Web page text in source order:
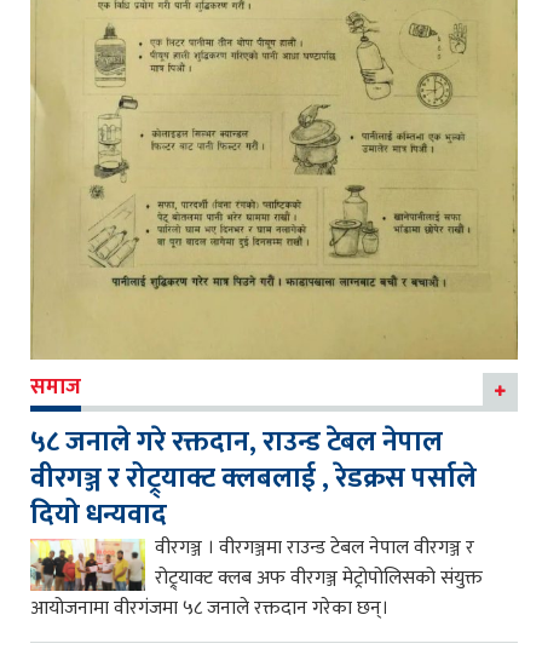
समाज
५८ जनाले गरे रक्तदान, राउन्ड टेबल नेपाल
वीरगञ्ज र रोट्र्याक्ट क्लबलाई , रेडक्रस पर्साले
दियो धन्यवाद
वीरगञ्ज । वीरगञ्जमा राउन्ड टेबल नेपाल वीरगञ्ज र
रोट्र्याक्ट क्लब अफ वीरगञ्ज मेट्रोपोलिसको संयुक्त
आयोजनामा वीरगंजमा ५८ जनाले रक्तदान गरेका छन्।